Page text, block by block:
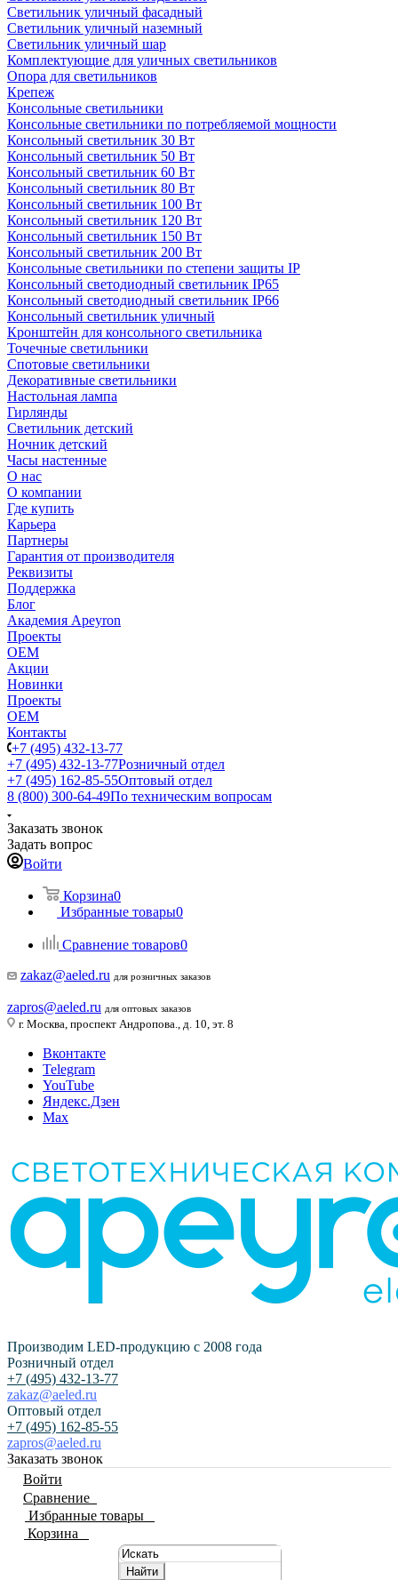
Светильник уличный фасадный
Светильник уличный наземный
Cветильник уличный шар
Комплектующие для уличных светильников
Опора для светильников
Крепеж
Консольные светильники
Консольные светильники по потребляемой мощности
Консольный светильник 30 Вт
Консольный светильник 50 Вт
Консольный светильник 60 Вт
Консольный светильник 80 Вт
Консольный светильник 100 Вт
Консольный светильник 120 Вт
Консольный светильник 150 Вт
Консольный светильник 200 Вт
Консольные светильники по степени защиты IP
Консольный светодиодный светильник IP65
Консольный светодиодный светильник IP66
Консольный светильник уличный
Кронштейн для консольного светильника
Точечные светильники
Спотовые светильники
Декоративные светильники
Настольная лампа
Гирлянды
Светильник детский
Ночник детский
Часы настенные
О нас
О компании
Где купить
Карьера
Партнеры
Гарантия от производителя
Реквизиты
Поддержка
Блог
Академия Apeyron
Проекты
ОЕМ
Акции
Новинки
Проекты
ОЕМ
Контакты
+7 (495) 432-13-77
+7 (495) 432-13-77Розничный отдел
+7 (495) 162-85-55Оптовый отдел
8 (800) 300-64-49По техническим вопросам
Заказать звонок
Задать вопрос
Войти
Корзина0
Избранные товары0
Сравнение товаров0
zakaz@aeled.ru для розничных заказов
zapros@aeled.ru для оптовых заказов
г. Москва, проспект Андропова., д. 10, эт. 8
Вконтакте
Telegram
YouTube
Яндекс.Дзен
Max
Производим LED-продукцию с 2008 года
Розничный отдел
+7 (495) 432-13-77
zakaz@aeled.ru
Оптовый отдел
+7 (495) 162-85-55
zapros@aeled.ru
Заказать звонок
Войти
Сравнение
Избранные товары
Корзина
Найти